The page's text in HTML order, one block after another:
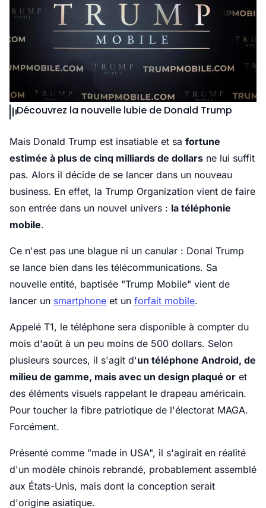
Découvrez la nouvelle lubie de Donald Trump
Mais Donald Trump est insatiable et sa fortune
estimée à plus de cinq milliards de dollars ne lui suffit
pas. Alors il décide de se lancer dans un nouveau
business. En effet, la Trump Organization vient de faire
son entrée dans un nouvel univers : la téléphonie
mobile.
Ce n'est pas une blague ni un canular : Donal Trump
se lance bien dans les télécommunications. Sa
nouvelle entité, baptisée "Trump Mobile" vient de
lancer un smartphone et un forfait mobile.
Appelé T1, le téléphone sera disponible à compter du
mois d'août à un peu moins de 500 dollars. Selon
plusieurs sources, il s'agit d'un téléphone Android, de
milieu de gamme, mais avec un design plaqué or et
des éléments visuels rappelant le drapeau américain.
Pour toucher la fibre patriotique de l'électorat MAGA.
Forcément.
Présenté comme "made in USA", il s'agirait en réalité
d'un modèle chinois rebrandé, probablement assemblé
aux États-Unis, mais dont la conception serait
d'origine asiatique.